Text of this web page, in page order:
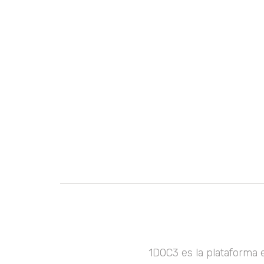
1DOC3 es la